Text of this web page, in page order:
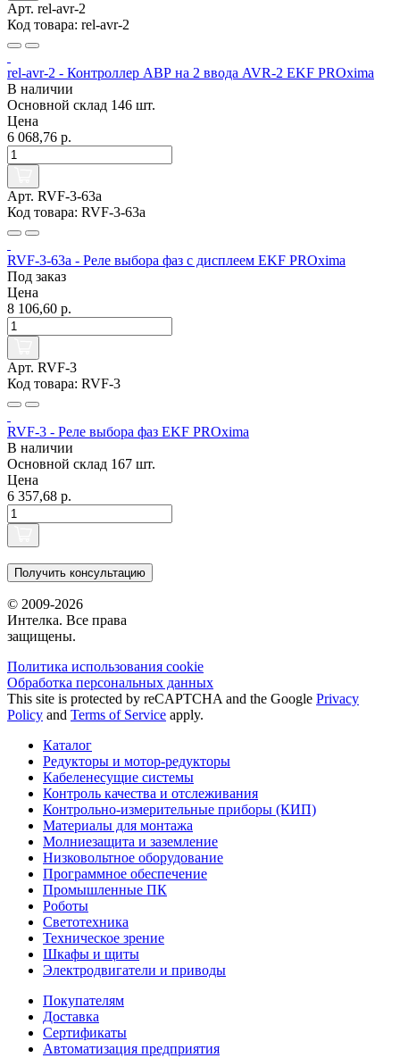
Арт. rel-avr-2
Код товара: rel-avr-2
rel-avr-2 - Контроллер АВР на 2 ввода AVR-2 EKF PROxima
В наличии
Основной склад 146 шт.
Цена
6 068,76 р.
Арт. RVF-3-63a
Код товара: RVF-3-63a
RVF-3-63a - Реле выбора фаз с дисплеем EKF PROxima
Под заказ
Цена
8 106,60 р.
Арт. RVF-3
Код товара: RVF-3
RVF-3 - Реле выбора фаз EKF PROxima
В наличии
Основной склад 167 шт.
Цена
6 357,68 р.
Получить консультацию
© 2009-2026
Интелка. Все права
защищены.
Политика использования сookie
Обработка персональных данных
This site is protected by reCAPTCHA and the Google Privacy
Policy and Terms of Service apply.
Каталог
Редукторы и мотор-редукторы
Кабеленесущие системы
Контроль качества и отслеживания
Контрольно-измерительные приборы (КИП)
Материалы для монтажа
Молниезащита и заземление
Низковольтное оборудование
Программное обеспечение
Промышленные ПК
Роботы
Светотехника
Техническое зрение
Шкафы и щиты
Электродвигатели и приводы
Покупателям
Доставка
Сертификаты
Автоматизация предприятия